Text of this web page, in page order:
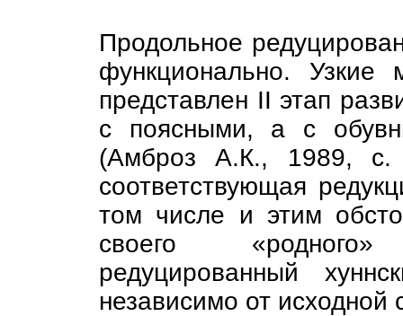
Продольное
функционально. Узкие
представлен II этап
с поясными, а с
(Амброз А.К., 1989, с.
соответствующая
том числе и этим
своего «родного»
редуцированный
независимо от исходной